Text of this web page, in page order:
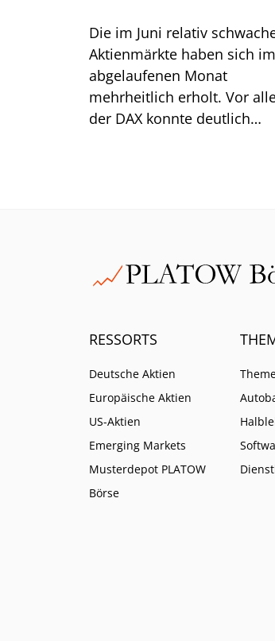
Die im Juni relativ
Aktienmärkte haben sich im
abgelaufenen Monat
mehrheitlich erholt. Vor
der DAX konnte deutlich
RESSORTS
Deutsche Aktien
Europäische Aktien
US-Aktien
Emerging Markets
Musterdepot PLATOW
Börse